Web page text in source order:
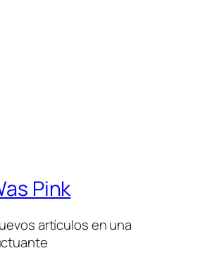
Pink
artículos en una